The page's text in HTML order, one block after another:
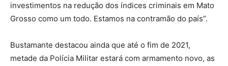
investimentos na redução dos índices criminais em Mato
Grosso como um todo. Estamos na contramão do país”.
Bustamante destacou ainda que até o fim de 2021,
metade da Polícia Militar estará com armamento novo, as